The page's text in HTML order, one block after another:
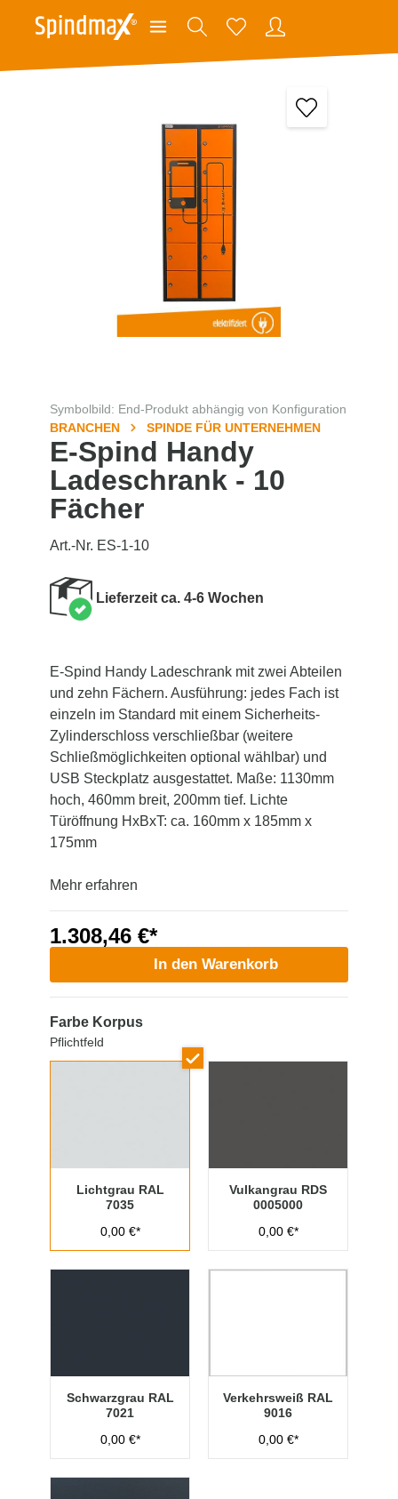
Symbolbild: End-Produkt abhängig von Konfiguration
BRANCHEN
SPINDE FÜR UNTERNEHMEN
E-Spind Handy
Ladeschrank - 10
Fächer
Art.-Nr. ES-1-10
Lieferzeit ca. 4-6 Wochen
E-Spind Handy Ladeschrank mit zwei Abteilen
und zehn Fächern. Ausführung: jedes Fach ist
einzeln im Standard mit einem Sicherheits-
Zylinderschloss verschließbar (weitere
Schließmöglichkeiten optional wählbar) und
USB Steckplatz ausgestattet. Maße: 1130mm
hoch, 460mm breit, 200mm tief. Lichte
Türöffnung HxBxT: ca. 160mm x 185mm x
175mm
Mehr erfahren
1.308,46 €*
In den Warenkorb
Farbe Korpus
Pflichtfeld
Lichtgrau RAL
7035
0,00 €*
Vulkangrau RDS
0005000
0,00 €*
Schwarzgrau RAL
7021
0,00 €*
Verkehrsweiß RAL
9016
0,00 €*